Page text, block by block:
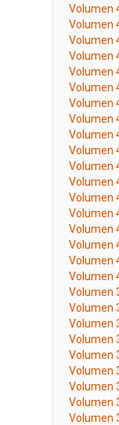
Volumen
Volumen
Volumen
Volumen
Volumen
Volumen
Volumen
Volumen
Volumen
Volumen
Volumen
Volumen
Volumen
Volumen
Volumen
Volumen
Volumen
Volumen
Volumen
Volumen
Volumen
Volumen
Volumen
Volumen
Volumen
Volumen
Volumen